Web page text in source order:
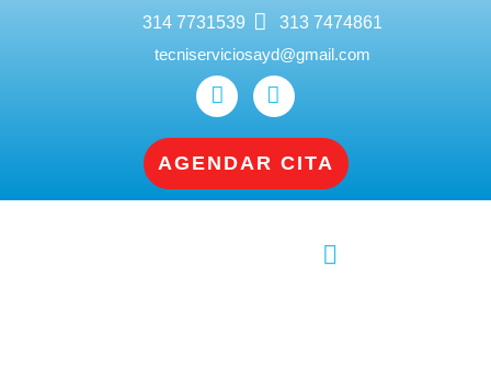
314 7731539
313 7474861
tecniserviciosayd@gmail.com
AGENDAR CITA